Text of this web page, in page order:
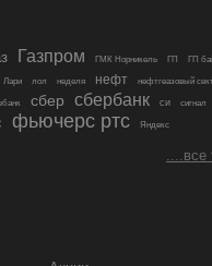
Газпром ГМК Норникель ГП ГП
Лари лол неделя нефт нефтгеазовый
сбер сбербанк си сигнал
фьючерс ртс Яндекс
....все